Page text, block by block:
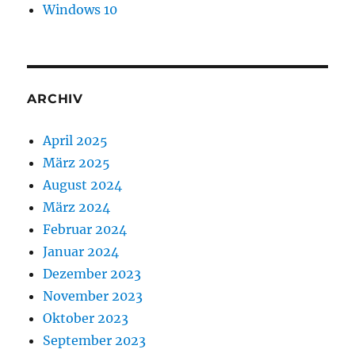
Windows 10
ARCHIV
April 2025
März 2025
August 2024
März 2024
Februar 2024
Januar 2024
Dezember 2023
November 2023
Oktober 2023
September 2023